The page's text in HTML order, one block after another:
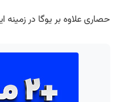
حصاری علاوه بر یوگا در زمینه